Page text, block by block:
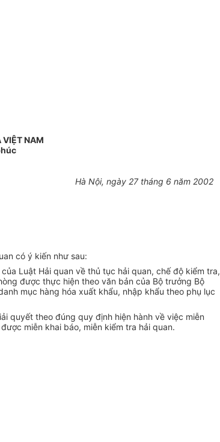
VIỆT NAM
Hà Nội, ngày 27 tháng 6 năm 2002
có ý kiến như sau:
Luật Hải quan về thủ tục hải quan, chế độ kiểm tra,
được thực hiện theo văn bản của Bộ trưởng Bộ
mục hàng hóa xuất khẩu, nhập khẩu theo phụ lục
quyết theo đúng quy định hiện hành về việc miễn
miễn khai báo, miễn kiểm tra hải quan.